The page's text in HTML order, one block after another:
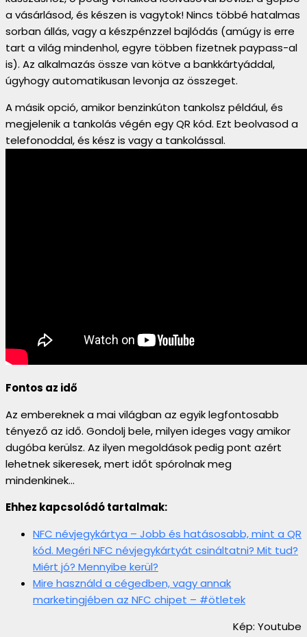
a vásárlásod, és készen is vagytok! Nincs többé hatalmas
sorban állás, vagy a készpénzzel bajlódás (amúgy is erre
tart a világ mindenhol, egyre többen fizetnek paypass-al
is). Az alkalmazás össze van kötve a bankkártyáddal,
úgyhogy automatikusan levonja az összeget.
A másik opció, amikor benzinkúton tankolsz például, és
megjelenik a tankolás végén egy QR kód. Ezt beolvasod a
telefonoddal, és kész is vagy a tankolással.
Fontos az idő
Az embereknek a mai világban az egyik legfontosabb
tényező az idő. Gondolj bele, milyen ideges vagy amikor
dugóba kerülsz. Az ilyen megoldások pedig pont azért
lehetnek sikeresek, mert időt spórolnak meg
mindenkinek…
Ehhez kapcsolódó tartalmak:
NFC névjegykártya – Jobb és hatásosabb, mint a QR
kód. Megéri NFC névjegykártyát csináltatni? Mit tud?
Miért jó? Mennyibe kerül?
Mire használd a cégedben, vagy annak
marketingjében az NFC chipet – #ötletek
Kép: Youtube